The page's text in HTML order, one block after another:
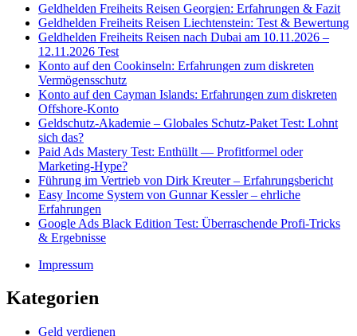
Geldhelden Freiheits Reisen Georgien: Erfahrungen & Fazit
Geldhelden Freiheits Reisen Liechtenstein: Test & Bewertung
Geldhelden Freiheits Reisen nach Dubai am 10.11.2026 –
12.11.2026 Test
Konto auf den Cookinseln: Erfahrungen zum diskreten
Vermögensschutz
Konto auf den Cayman Islands: Erfahrungen zum diskreten
Offshore-Konto
Geldschutz-Akademie – Globales Schutz-Paket Test: Lohnt
sich das?
Paid Ads Mastery Test: Enthüllt — Profitformel oder
Marketing-Hype?
Führung im Vertrieb von Dirk Kreuter – Erfahrungsbericht
Easy Income System von Gunnar Kessler – ehrliche
Erfahrungen
Google Ads Black Edition Test: Überraschende Profi-Tricks
& Ergebnisse
Impressum
Kategorien
Geld verdienen